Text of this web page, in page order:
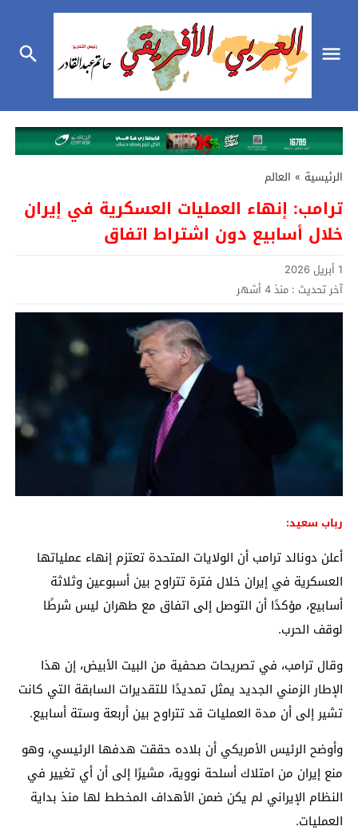
الرئيسية » العالم
ترامب: إنهاء العمليات العسكرية في إيران
خلال أسابيع دون اشتراط اتفاق
1 أبريل 2026
آخر تحديث : منذ 4 أشهر
رباب سعيد:
أعلن دونالد ترامب أن الولايات المتحدة تعتزم إنهاء عملياتها
العسكرية في إيران خلال فترة تتراوح بين أسبوعين وثلاثة
أسابيع، مؤكدًا أن التوصل إلى اتفاق مع طهران ليس شرطًا
لوقف الحرب.
وقال ترامب، في تصريحات صحفية من البيت الأبيض، إن هذا
الإطار الزمني الجديد يمثل تمديدًا للتقديرات السابقة التي كانت
تشير إلى أن مدة العمليات قد تتراوح بين أربعة وستة أسابيع.
وأوضح الرئيس الأمريكي أن بلاده حققت هدفها الرئيسي، وهو
منع إيران من امتلاك أسلحة نووية، مشيرًا إلى أن أي تغيير في
النظام الإيراني لم يكن ضمن الأهداف المخطط لها منذ بداية
العمليات.